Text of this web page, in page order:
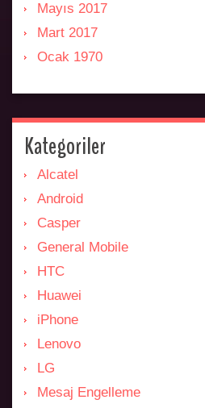
Mayıs 2017
Mart 2017
Ocak 1970
Kategoriler
Alcatel
Android
Casper
General Mobile
HTC
Huawei
iPhone
Lenovo
LG
Mesaj Engelleme